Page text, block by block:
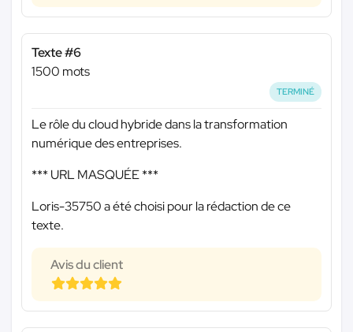
Texte #6
1500 mots
TERMINÉ
Le rôle du cloud hybride dans la transformation
numérique des entreprises.
*** URL MASQUÉE ***
Loris-35750 a été choisi pour la rédaction de ce
texte.
Avis du client